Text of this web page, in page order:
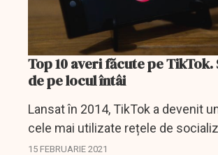
Top 10 averi făcute pe
de pe locul întâi
Lansat în 2014, TikTok a devenit
cele mai utilizate rețele de
întreaga lume. Carantinele impuse
15 FEBRUARIE 2021